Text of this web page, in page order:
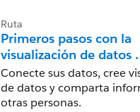
Ruta
Primeros pasos con la
visualización de datos
Tableau Desktop
Conecte sus datos, cree
de datos y comparta
otras personas.